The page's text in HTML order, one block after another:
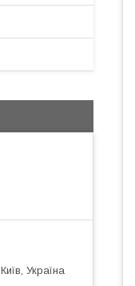
Україна